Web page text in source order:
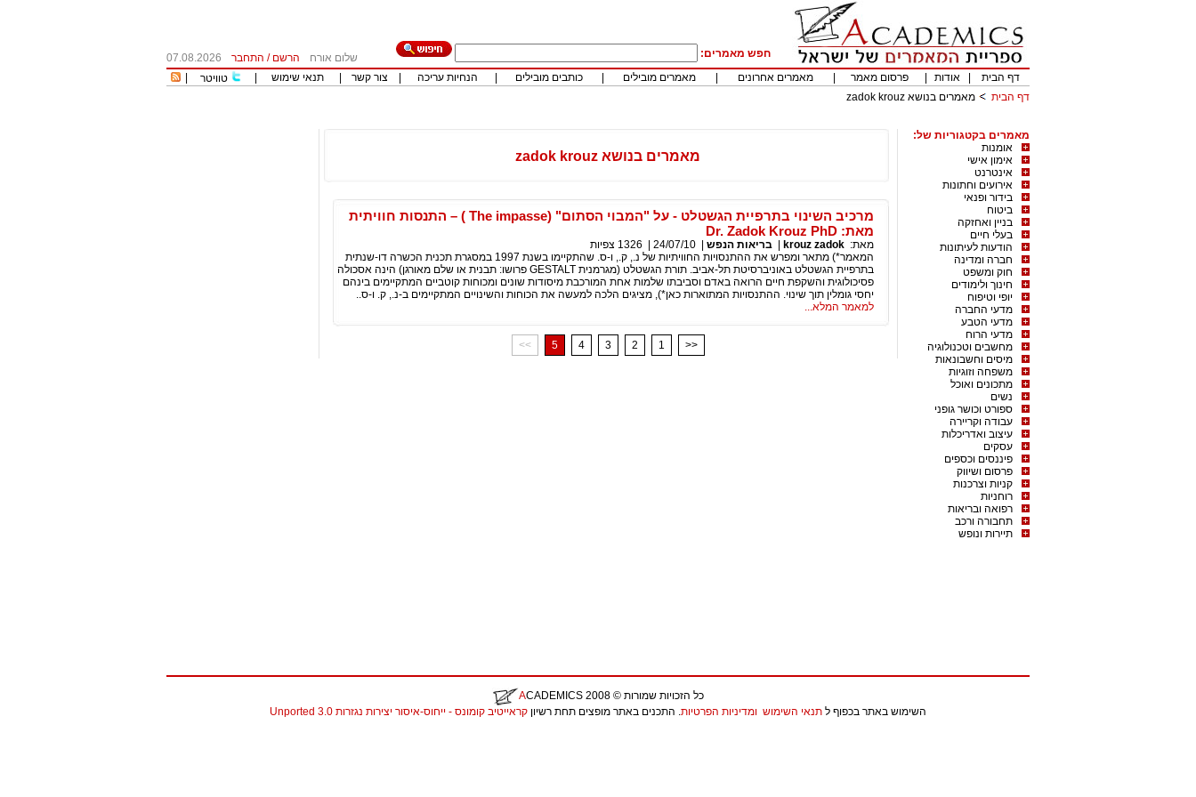
חפש מאמרים: שלום אורח הרשם / התחבר
07.08.2026
דף הבית
אודות פרסום מאמר מאמרים אחרונים מאמרים מובילים כותבים מובילים הנחיות עריכה צור קשר תנאי שימוש טוויטר
דף הבית
מאמרים בנושא zadok krouz
מאמרים בקטגוריות של:
אומנות
אימון אישי
אינטרנט
אירועים וחתונות
בידור ופנאי
ביטוח
בניין ואחזקה
בעלי חיים
הודעות לעיתונות
חברה ומדינה
חוק ומשפט
חינוך ולימודים
יופי וטיפוח
מדעי החברה
מדעי הטבע
מדעי הרוח
מחשבים וטכנולוגיה
מיסים וחשבונאות
משפחה וזוגיות
מתכונים ואוכל
נשים
ספורט וכושר גופני
עבודה וקריירה
עיצוב ואדריכלות
עסקים
פיננסים וכספים
פרסום ושיווק
קניות וצרכנות
רוחניות
רפואה ובריאות
תחבורה ורכב
תיירות ונופש
מאמרים בנושא zadok krouz
מרכיב השינוי בתרפיית הגשטלט - על "המבוי הסתום" (The impasse ) – התנסות חוויתית
מאת: Dr. Zadok Krouz PhD
מאת: krouz zadok
|בריאות הנפש |
24/07/10
1326 צפיות
המאמר*) מתאר ומפרש את ההתנסויות החוויתיות של נ., ק., ו-ס. שהתקיימו בשנת 1997 במסגרת תכנית הכשרה דו-שנתית
בתרפיית הגשטלט באוניברסיטת תל-אביב. תורת הגשטלט (מגרמנית GESTALT פרושו: תבנית או שלם מאורגן) הינה אסכולה
פסיכולוגית והשקפת חיים הרואה באדם וסביבתו שלמות אחת המורכבת מיסודות שונים ומכוחות קוטביים המתקיימים בינהם
יחסי גומלין תוך שינוי. ההתנסויות המתוארות כאן*), מציגים הלכה למעשה את הכוחות והשינויים המתקיימים ב-נ., ק. ו-ס..
למאמר המלא...
<< 5 4 3 2 1 >>
כל הזכויות שמורות © 2008
ACADEMICS
השימוש באתר בכפוף ל תנאי השימוש ומדיניות הפרטיות. התכנים באתר מופצים תחת רשיון קראייטיב קומונס - ייחוס-איסור יצירות נגזרות 3.0 Unported